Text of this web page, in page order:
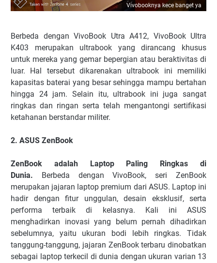
Vivobooknya kece banget ya
Berbeda dengan VivoBook Utra A412, VivoBook Ultra
K403 merupakan ultrabook yang dirancang khusus
untuk mereka yang gemar bepergian atau beraktivitas di
luar. Hal tersebut dikarenakan ultrabook ini memiliki
kapasitas baterai yang besar sehingga mampu bertahan
hingga 24 jam. Selain itu, ultrabook ini juga sangat
ringkas dan ringan serta telah mengantongi sertifikasi
ketahanan berstandar militer.
2. ASUS ZenBook
ZenBook adalah Laptop Paling Ringkas di
Dunia. Berbeda dengan VivoBook, seri ZenBook
merupakan jajaran laptop premium dari ASUS. Laptop ini
hadir dengan fitur unggulan, desain eksklusif, serta
performa terbaik di kelasnya. Kali ini ASUS
menghadirkan inovasi yang belum pernah dihadirkan
sebelumnya, yaitu ukuran bodi lebih ringkas. Tidak
tanggung-tanggung, jajaran ZenBook terbaru dinobatkan
sebagai laptop terkecil di dunia dengan ukuran varian 13